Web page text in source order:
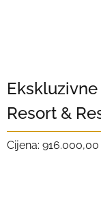
Resort &
Cijena: